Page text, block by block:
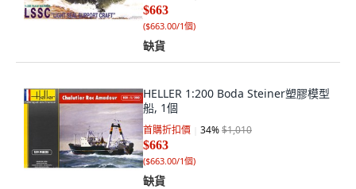
$663
($663.00/1個)
缺貨
HELLER 1:200 Boda Steiner塑膠模型
船, 1個
首購折扣價 34%$1,010
$663
($663.00/1個)
缺貨